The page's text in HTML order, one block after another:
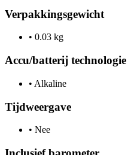
Verpakkingsgewicht
• 0.03 kg
Accu/batterij technologie
• Alkaline
Tijdweergave
• Nee